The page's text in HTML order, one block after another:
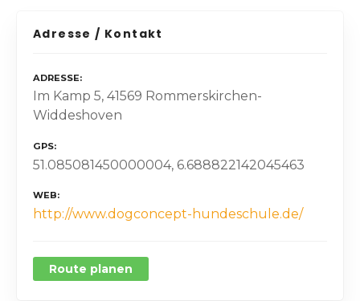
Adresse / Kontakt
ADRESSE
Im Kamp 5, 41569 Rommerskirchen-
Widdeshoven
GPS
51.085081450000004, 6.688822142045463
WEB
http://www.dogconcept-hundeschule.de/
Route planen